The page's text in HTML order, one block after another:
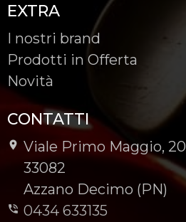
EXTRA
I nostri brand
Prodotti in Offerta
Novità
CONTATTI
Viale Primo Maggio, 20
-
33082
-
Azzano Decimo (PN)
0434 633135